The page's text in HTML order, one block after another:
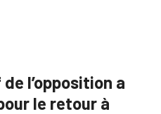
l’opposition a
le retour à